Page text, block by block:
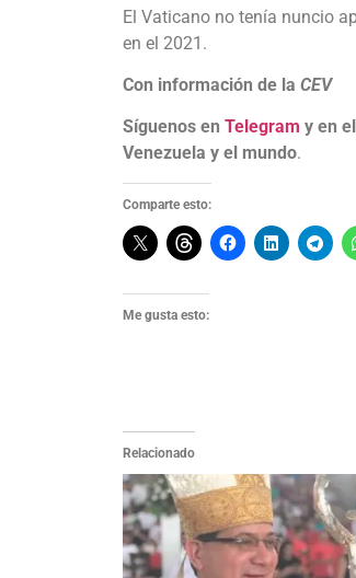
El Vaticano no tenía nuncio
en el 2021.
Con información de la CEV
Síguenos en Telegram y en
Venezuela y el mundo.
Comparte esto:
Me gusta esto:
Relacionado